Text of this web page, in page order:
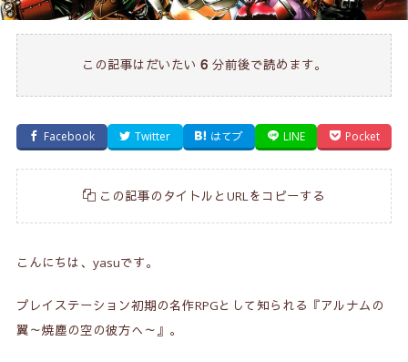
この記事はだいたい 6 分前後で読めます。
Facebook Twitter はてブ LINE Pocket
この記事のタイトルとURLをコピーする
こんにちは、yasuです。
プレイステーション初期の名作RPGとして知られる『アルナムの
翼～焼塵の空の彼方へ～』。